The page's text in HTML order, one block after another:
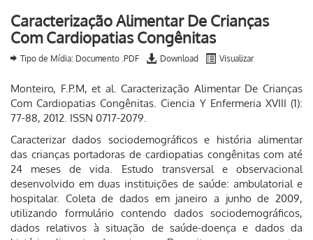
Caracterização Alimentar De Crianças
Com Cardiopatias Congênitas
Tipo de Mídia: Documento .PDF Download Visualizar
Monteiro, F.P.M, et al. Caracterização Alimentar De Crianças
Com Cardiopatias Congênitas. Ciencia Y Enfermeria XVIII (1):
77-88, 2012. ISSN 0717-2079.
Caracterizar dados sociodemográficos e história alimentar
das crianças portadoras de cardiopatias congênitas com até
24 meses de vida. Estudo transversal e observacional
desenvolvido em duas instituições de saúde: ambulatorial e
hospitalar. Coleta de dados em janeiro a junho de 2009,
utilizando formulário contendo dados sociodemográficos,
dados relativos à situação de saúde-doença e dados da